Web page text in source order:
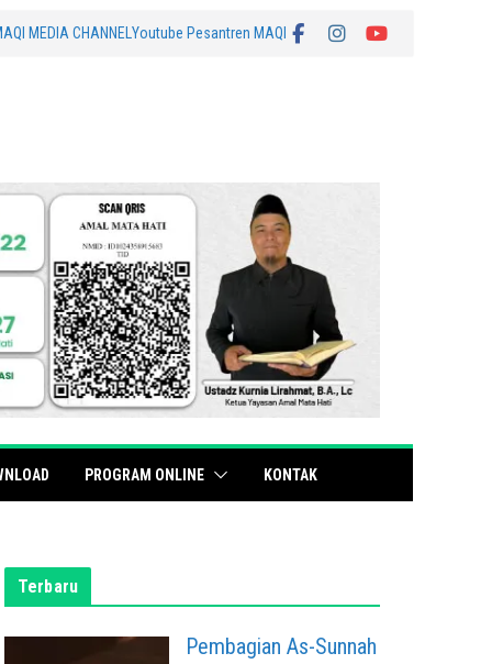
MEDIA CHANNEL Youtube Pesantren MAQI
PROGRAM ONLINE KONTAK
Terbaru
Pembagian As-Sunnah